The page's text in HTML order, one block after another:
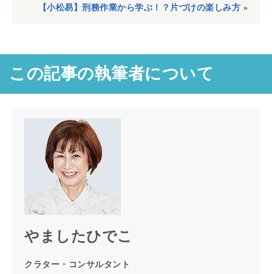
【小松易】刑務作業から学ぶ！？片づけの楽しみ方 »
この記事の執筆者について
やましたひでこ
クラター・コンサルタント